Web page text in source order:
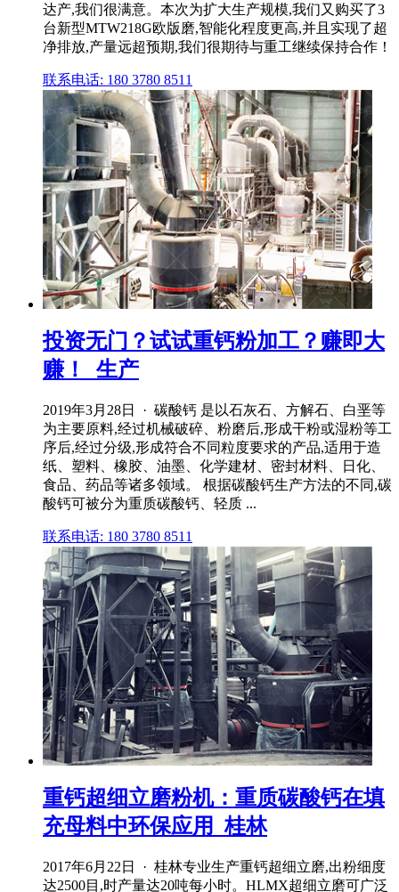
达产,我们很满意。本次为扩大生产规模,我们又购买了3
台新型MTW218G欧版磨,智能化程度更高,并且实现了超
净排放,产量远超预期,我们很期待与重工继续保持合作！
联系电话: 180 3780 8511
投资无门？试试重钙粉加工？赚即大
赚！_生产
2019年3月28日 · 碳酸钙 是以石灰石、方解石、白垩等
为主要原料,经过机械破碎、粉磨后,形成干粉或湿粉等工
序后,经过分级,形成符合不同粒度要求的产品,适用于造
纸、塑料、橡胶、油墨、化学建材、密封材料、日化、
食品、药品等诸多领域。 根据碳酸钙生产方法的不同,碳
酸钙可被分为重质碳酸钙、轻质 ...
联系电话: 180 3780 8511
重钙超细立磨粉机：重质碳酸钙在填
充母料中环保应用_桂林
2017年6月22日 · 桂林专业生产重钙超细立磨,出粉细度
达2500目,时产量达20吨每小时。HLMX超细立磨可广泛